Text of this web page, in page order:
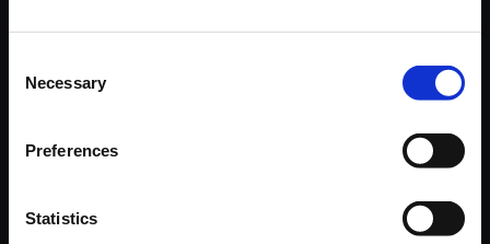
Selection
Necessary
Preferences
Statistics
おすすめ商品